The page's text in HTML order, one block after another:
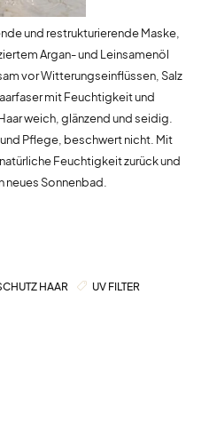
und restrukturierende Maske,
Argan- und Leinsamenöl
vor Witterungseinflüssen, Salz
mit Feuchtigkeit und
weich, glänzend und seidig.
Pflege, beschwert nicht. Mit
Feuchtigkeit zurück und
neues Sonnenbad.
HAAR UV FILTER